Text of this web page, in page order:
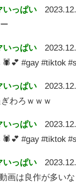
いっぱい
いっぱい
🕷️💕 #gay #tiktok
いっぱい
わろｗｗｗ
いっぱい
🕷️💕 #gay #tiktok
いっぱい
画は良作が多いな